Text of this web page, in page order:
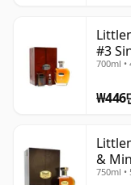
#3
700ml •
₩446
&
750ml •